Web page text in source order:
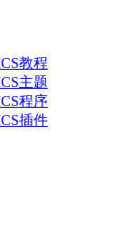
教程
主题
程序
插件